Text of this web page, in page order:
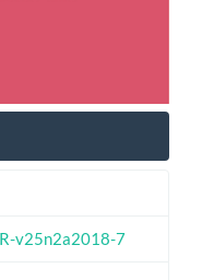
v25n2a2018-7